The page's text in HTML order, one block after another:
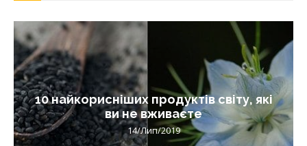
10 найкорисніших продуктів світу, які
ви не вживаєте
14/Лип/2019